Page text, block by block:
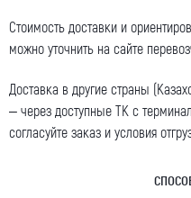
Стоимость доставки и
можно уточнить на сайте
Доставка в другие страны
– через доступные ТК с
согласуйте заказ и условия